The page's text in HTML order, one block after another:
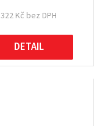
322 Kč bez DPH
DETAIL